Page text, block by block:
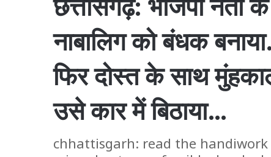
छत्तीसगढ़: भाजपा नेता
नाबालिग को बंधक
फिर दोस्त के साथ
उसे कार में बिठाया…
chhattisgarh: read the